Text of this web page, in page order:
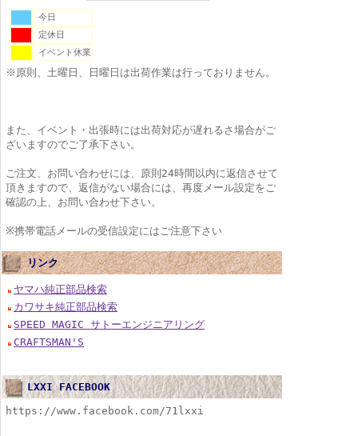
今日
定休日
イベント休業
※原則、土曜日、日曜日は出荷作業は行っておりません。
また、イベント・出張時には出荷対応が遅れるさ場合がご
ざいますのでご了承下さい。
ご注文、お問い合わせには、原則24時間以内に返信させて
頂きますので、返信がない場合には、再度メール設定をご
確認の上、お問い合わせ下さい。
※携帯電話メールの受信設定にはご注意下さい
リンク
ヤマハ純正部品検索
カワサキ純正部品検索
SPEED MAGIC サトーエンジニアリング
CRAFTSMAN'S
LXXI FACEBOOK
https://www.facebook.com/71lxxi